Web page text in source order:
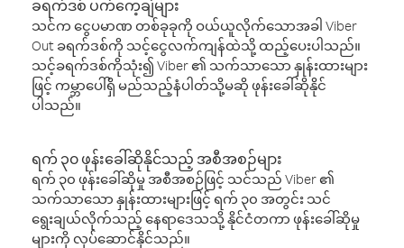
ခရက်ဒစ် ပက်ကေ့ချ်များ
သင်က ငွေပမာဏ တစ်ခုခုကို ဝယ်ယူလိုက်သောအခါ Viber
Out ခရက်ဒစ်ကို သင့်ငွေလက်ကျန်ထဲသို့ ထည့်ပေးပါသည်။
သင့်ခရက်ဒစ်ကိုသုံး၍ Viber ၏ သက်သာသော နှုန်းထားများ
ဖြင့် ကမ္ဘာပေါ်ရှိ မည်သည့်နံပါတ်သို့မဆို ဖုန်းခေါ်ဆိုနိုင်
ပါသည်။
ရက် ၃၀ ဖုန်းခေါ်ဆိုနိုင်သည့် အစီအစဉ်များ
ရက် ၃၀ ဖုန်းခေါ်ဆိုမှု အစီအစဉ်ဖြင့် သင်သည် Viber ၏
သက်သာသော နှုန်းထားများဖြင့် ရက် ၃၀ အတွင်း သင်
ရွေးချယ်လိုက်သည့် နေရာဒေသသို့ နိုင်ငံတကာ ဖုန်းခေါ်ဆိုမှု
များကို လုပ်ဆောင်နိုင်သည်။